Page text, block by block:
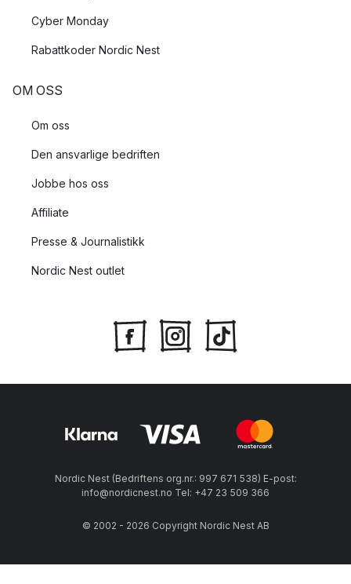
Cyber Monday
Rabattkoder Nordic Nest
OM OSS
Om oss
Den ansvarlige bedriften
Jobbe hos oss
Affiliate
Presse & Journalistikk
Nordic Nest outlet
Nordic Nest (Bedriftens org.nr.: 997 671 538) E-post:
info@nordicnest.no Tel: +47 23 509 366
© 2002 - 2026 Copyright Nordic Nest AB